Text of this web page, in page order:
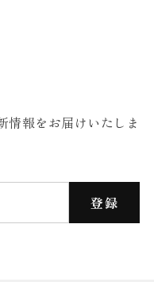
情報をお届けいたしま
登録